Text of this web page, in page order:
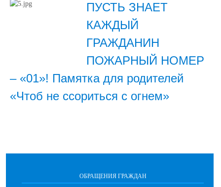
ПУСТЬ ЗНАЕТ
КАЖДЫЙ
ГРАЖДАНИН
ПОЖАРНЫЙ НОМЕР
– «01»! Памятка для родителей
«Чтоб не ссориться с огнем»
ОБРАЩЕНИЯ ГРАЖДАН